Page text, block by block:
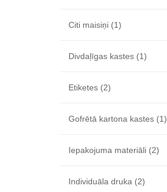
Citi maisiņi (1)
Divdaļīgas kastes (1)
Etiketes (2)
Gofrētā kartona kastes (1)
Iepakojuma materiāli (2)
Individuāla druka (2)